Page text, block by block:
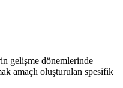
gelişme dönemlerinde
amaçlı oluşturulan spesifik